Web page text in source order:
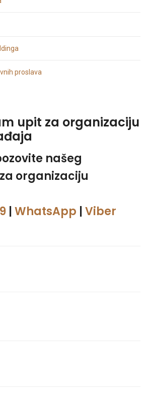
proslava
upit za organizaciju
našeg
organizaciju
|WhatsApp |Viber